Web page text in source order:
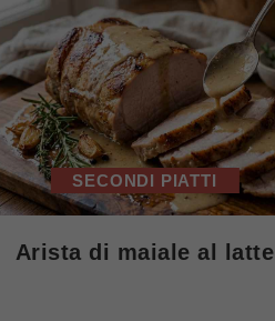
SECONDI PIATTI
Arista di maiale al latte